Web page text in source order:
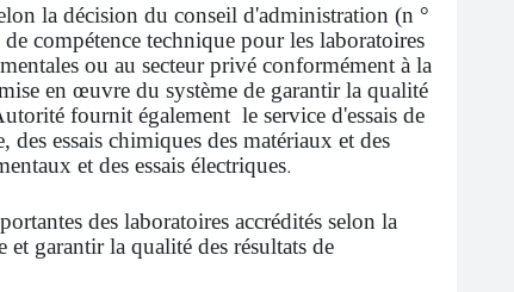
la décision du conseil d'administration (n °
compétence technique pour les laboratoires
ou au secteur privé conformément à la
en œuvre du système de garantir la qualité
fournit également le service d'essais de
essais chimiques des matériaux et des
et des essais électriques.
des laboratoires accrédités selon la
garantir la qualité des résultats de